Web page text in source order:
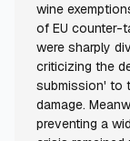
wine
of EU counter-
were sharply
criticizing the
submission' to
damage.
preventing a